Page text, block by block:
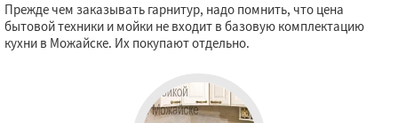
Прежде чем заказывать гарнитур, надо помнить, что цена
бытовой техники и мойки не входит в базовую комплектацию
кухни в Можайске. Их покупают отдельно.